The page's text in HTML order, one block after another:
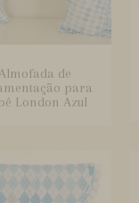
Almofada de
para
London Azul